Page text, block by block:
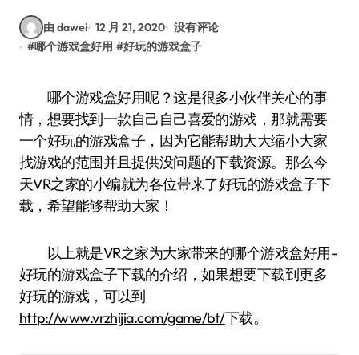
由 dawei 12 月 21, 2020 没有评论
#哪个游戏盒好用 #好玩的游戏盒子
哪个游戏盒好用呢？这是很多小伙伴关心的事
情，想要找到一款自己自己喜爱的游戏，那就需要
一个好玩的游戏盒子，因为它能帮助大大缩小大家
找游戏的范围并且提供没问题的下载资源。那么今
天VR之家的小编就为各位带来了好玩的游戏盒子下
载，希望能够帮助大家！
以上就是VR之家为大家带来的哪个游戏盒好用-
好玩的游戏盒子下载的介绍，如果想要下载到更多
好玩的游戏，可以到
http://www.vrzhijia.com/game/bt/下载。